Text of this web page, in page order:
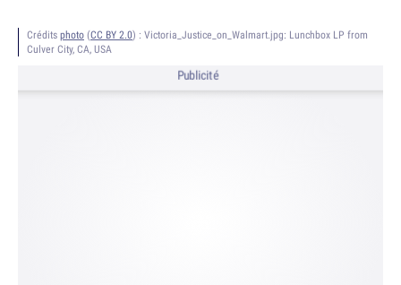
Crédits photo (CC BY 2.0) : Victoria_Justice_on_Walmart.jpg: Lunchbox LP from
Culver City, CA, USA
Publicité